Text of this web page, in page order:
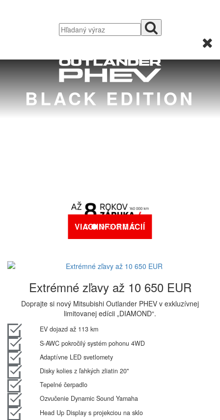
BLACK EDITION
VIAC INFORMÁCIÍ
Extrémné zľavy až 10 650 EUR
Doprajte si nový Mitsubishi Outlander PHEV v exkluzívnej
limitovanej edícii „DIAMOND“.
EV dojazd až 113 km
S-AWC pokročilý systém pohonu 4WD
Adaptívne LED svetlomety
Disky kolies z ľahkých zliatin 20"
Tepelné čerpadlo
Ozvučenie Dynamic Sound Yamaha
Head Up Display s projekciou na sklo